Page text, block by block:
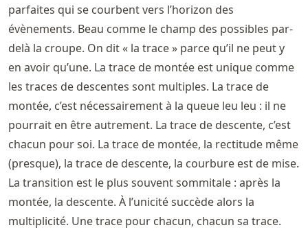
parfaites qui se courbent vers l’horizon des
évènements. Beau comme le champ des possibles par-
delà la croupe. On dit « la trace » parce qu’il ne peut y
en avoir qu’une. La trace de montée est unique comme
les traces de descentes sont multiples. La trace de
montée, c’est nécessairement à la queue leu leu : il ne
pourrait en être autrement. La trace de descente, c’est
chacun pour soi. La trace de montée, la rectitude même
(presque), la trace de descente, la courbure est de mise.
La transition est le plus souvent sommitale : après la
montée, la descente. À l’unicité succède alors la
multiplicité. Une trace pour chacun, chacun sa trace.